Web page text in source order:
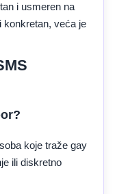
i usmeren na
konkretan, veća je
koje traže gay
ili diskretno